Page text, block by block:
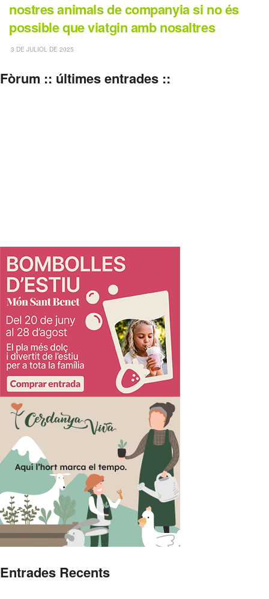
nostres animals de companyia si no és
possible que viatgin amb nosaltres
3 DE JULIOL DE 2025
Fòrum :: últimes entrades ::
Entrades Recents